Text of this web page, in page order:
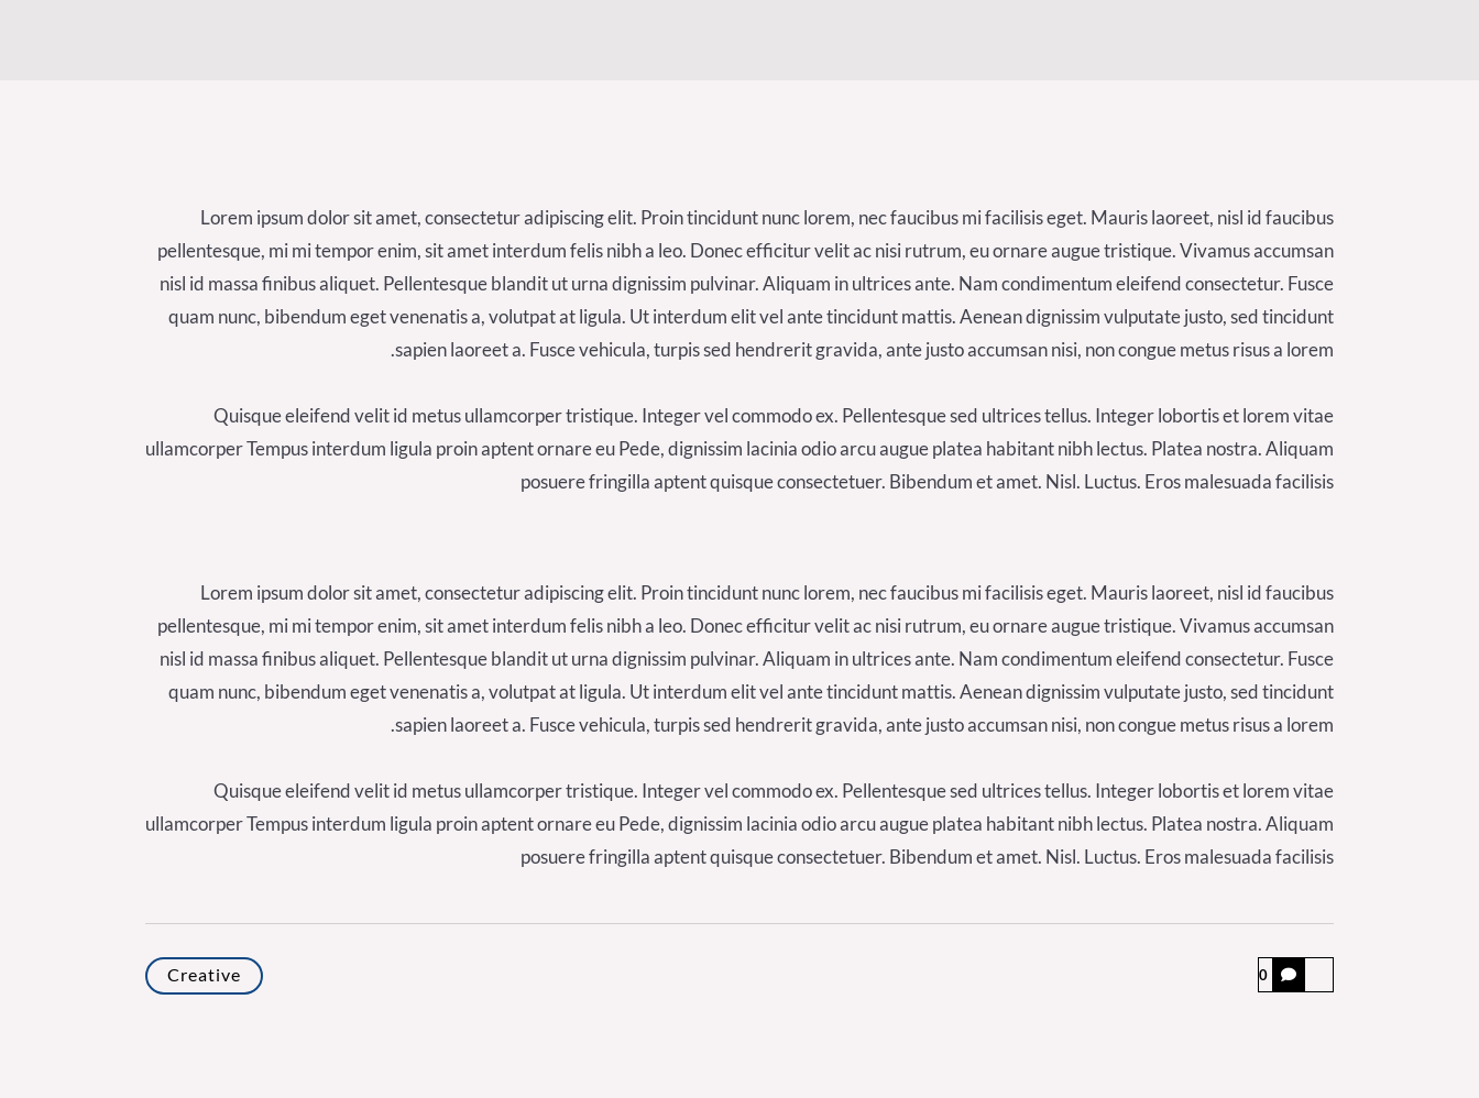
Lorem ipsum dolor sit amet, consectetur adipiscing elit. Proin tincidunt nunc lorem, nec faucibus mi facilisis eget. Mauris laoreet, nisl id faucibus
pellentesque, mi mi tempor enim, sit amet interdum felis nibh a leo. Donec efficitur velit ac nisi rutrum, eu ornare augue tristique. Vivamus accumsan
nisl id massa finibus aliquet. Pellentesque blandit ut urna dignissim pulvinar. Aliquam in ultrices ante. Nam condimentum eleifend consectetur. Fusce
quam nunc, bibendum eget venenatis a, volutpat at ligula. Ut interdum elit vel ante tincidunt mattis. Aenean dignissim vulputate justo, sed tincidunt
sapien laoreet a. Fusce vehicula, turpis sed hendrerit gravida, ante justo accumsan nisi, non congue metus risus a lorem.
Quisque eleifend velit id metus ullamcorper tristique. Integer vel commodo ex. Pellentesque sed ultrices tellus. Integer lobortis et lorem vitae
ullamcorper Tempus interdum ligula proin aptent ornare eu Pede, dignissim lacinia odio arcu augue platea habitant nibh lectus. Platea nostra. Aliquam
posuere fringilla aptent quisque consectetuer. Bibendum et amet. Nisl. Luctus. Eros malesuada facilisis
Lorem ipsum dolor sit amet, consectetur adipiscing elit. Proin tincidunt nunc lorem, nec faucibus mi facilisis eget. Mauris laoreet, nisl id faucibus
pellentesque, mi mi tempor enim, sit amet interdum felis nibh a leo. Donec efficitur velit ac nisi rutrum, eu ornare augue tristique. Vivamus accumsan
nisl id massa finibus aliquet. Pellentesque blandit ut urna dignissim pulvinar. Aliquam in ultrices ante. Nam condimentum eleifend consectetur. Fusce
quam nunc, bibendum eget venenatis a, volutpat at ligula. Ut interdum elit vel ante tincidunt mattis. Aenean dignissim vulputate justo, sed tincidunt
sapien laoreet a. Fusce vehicula, turpis sed hendrerit gravida, ante justo accumsan nisi, non congue metus risus a lorem.
Quisque eleifend velit id metus ullamcorper tristique. Integer vel commodo ex. Pellentesque sed ultrices tellus. Integer lobortis et lorem vitae
ullamcorper Tempus interdum ligula proin aptent ornare eu Pede, dignissim lacinia odio arcu augue platea habitant nibh lectus. Platea nostra. Aliquam
posuere fringilla aptent quisque consectetuer. Bibendum et amet. Nisl. Luctus. Eros malesuada facilisis
Creative